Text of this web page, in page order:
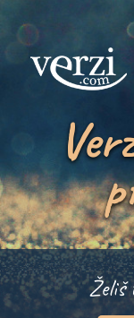
Želiš